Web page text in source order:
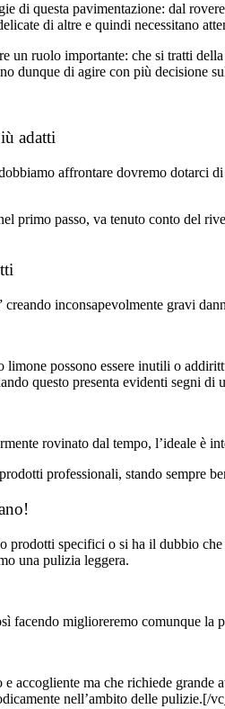
di questa pavimentazione: dal
di altre e quindi necessitano
un ruolo importante: che si tratti
dunque di agire con più decisione
adatti
affrontare dovremo dotarci
primo passo, va tenuto conto del
inconsapevolmente gravi
possono essere inutili o
questo presenta evidenti segni di
rovinato dal tempo, l’ideale è
professionali, stando sempre
prodotti specifici o si ha il dubbio
una pulizia leggera.
facendo miglioreremo comunque
accogliente ma che richiede
nell’ambito delle